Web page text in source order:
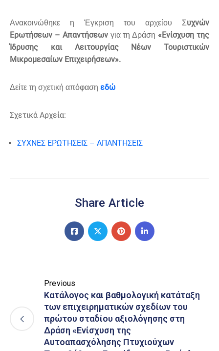
Ανακοινώθηκε η Έγκριση του αρχείου Συχνών
Ερωτήσεων – Απαντήσεωνγια τη Δράση «Ενίσχυση της
Ίδρυσης και Λειτουργίας Νέων Τουριστικών
Μικρομεσαίων Επιχειρήσεων».
Δείτε τη σχετική απόφαση εδώ
Σχετικά Αρχεία:
ΣΥΧΝΕΣ ΕΡΩΤΗΣΕΙΣ – ΑΠΑΝΤΗΣΕΙΣ
Share Article
Previous
Κατάλογος και βαθμολογική κατάταξη
των επιχειρηματικών σχεδίων του
πρώτου σταδίου αξιολόγησης στη
Δράση «Ενίσχυση της
Αυτοαπασχόλησης Πτυχιούχων